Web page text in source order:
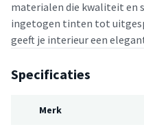
materialen die kwaliteit en
ingetogen tinten tot
geeft je interieur een
Specificaties
Merk